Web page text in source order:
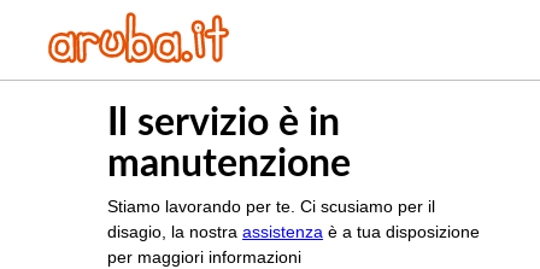
Il servizio è in
manutenzione
Stiamo lavorando per te. Ci scusiamo per il
disagio, la nostra assistenza è a tua disposizione
per maggiori informazioni